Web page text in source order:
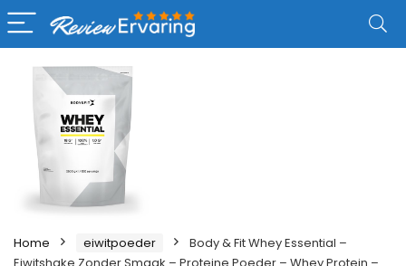
Home eiwitpoeder
Body & Fit Whey Essential –
Eiwitshake Zonder Smaak – Proteine Poeder – Whey Protein –